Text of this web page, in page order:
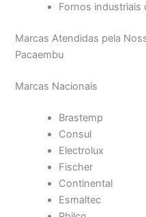
Fornos industriais
Marcas Atendidas pela
Pacaembu
Marcas Nacionais
Brastemp
Consul
Electrolux
Fischer
Continental
Esmaltec